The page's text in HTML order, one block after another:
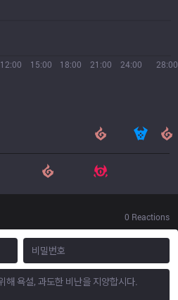
12:00 15:00 18:00 21:00 24:00 28:00
0 Reactions